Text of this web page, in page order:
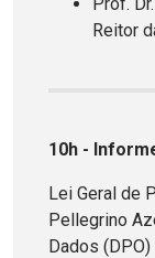
Reitor
10h -
Lei Geral de
Pellegrino
Dados (DPO)